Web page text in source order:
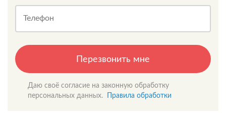
Телефон
Перезвонить мне
Даю своё согласие на законную обработку
персональных данных.
Правила обработки